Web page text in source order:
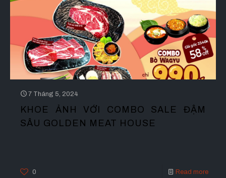
7 Tháng 5, 2024
KHOE ẢNH VỚI COMBO SALE ĐẬM
SÂU GOLDEN MEAT HOUSE
0 Read more